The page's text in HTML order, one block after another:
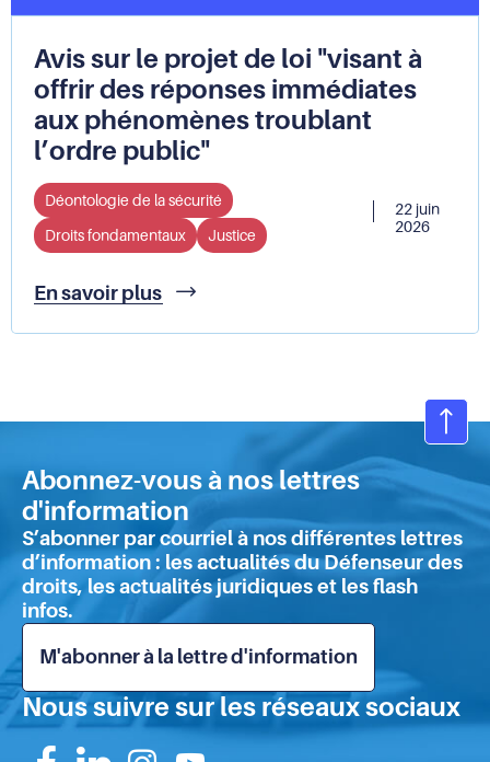
recommande
une
réforme
du
cadre
juridique
Avis sur le projet de loi "visant à
offrir des réponses immédiates
aux phénomènes troublant
l’ordre public"
Déontologie de la sécurité
Droits fondamentaux
Justice
22 juin
2026
En savoir plus
Avis
le
"visant
offrir
réponses
immédiates
aux
phénomènes
troublant
public"
de
Abonnez-vous à nos lettres
d'information
S’abonner par courriel à nos différentes lettres
d’information : les actualités du Défenseur des
droits, les actualités juridiques et les flash
infos.
M'abonner à la lettre d'information
Nous suivre sur les réseaux sociaux